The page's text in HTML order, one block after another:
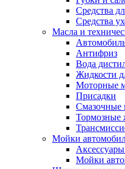
Средства
Средства
Масла и
Антифриз
Вода
Жидкости
Моторные
Присадки
Смазочные
Тормозные
Мойки
Мойки